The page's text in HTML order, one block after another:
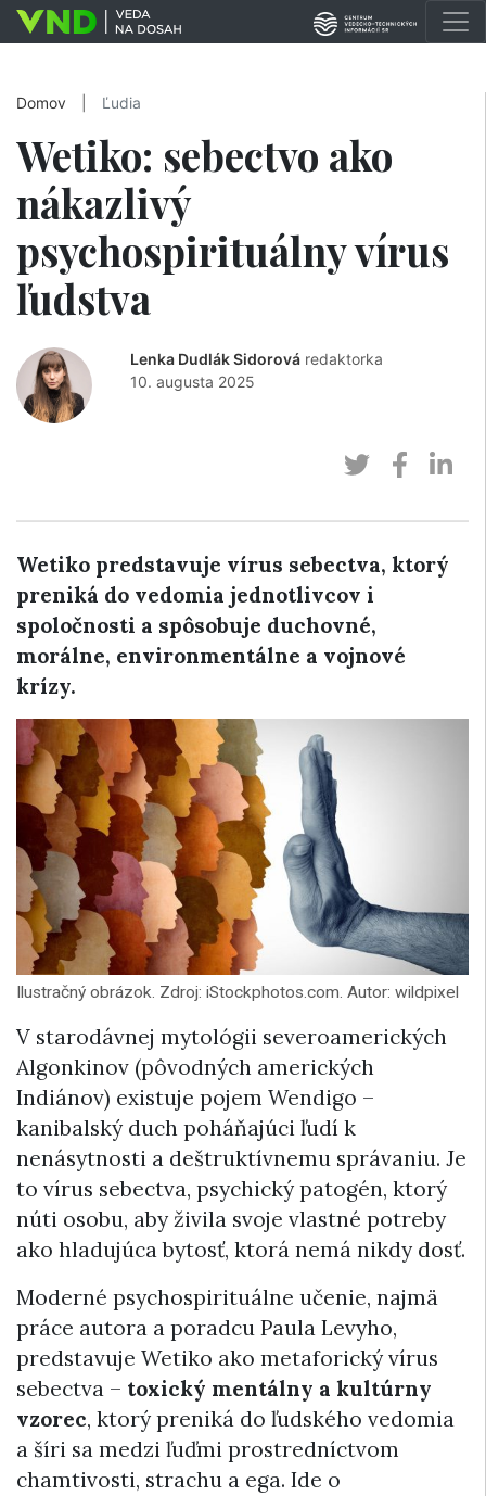
Domov Ľudia
Wetiko: sebectvo ako
nákazlivý
psychospirituálny vírus
ľudstva
Lenka Dudlák Sidorová redaktorka
10. augusta 2025
Wetiko predstavuje vírus sebectva, ktorý
preniká do vedomia jednotlivcov i
spoločnosti a spôsobuje duchovné,
morálne, environmentálne a vojnové
krízy.
Ilustračný obrázok. Zdroj: iStockphotos.com. Autor: wildpixel
V starodávnej mytológii severoamerických
Algonkinov (pôvodných amerických
Indiánov) existuje pojem Wendigo –
kanibalský duch poháňajúci ľudí k
nenásytnosti a deštruktívnemu správaniu. Je
to vírus sebectva, psychický patogén, ktorý
núti osobu, aby živila svoje vlastné potreby
ako hladujúca bytosť, ktorá nemá nikdy dosť.
Moderné psychospirituálne učenie, najmä
práce autora a poradcu Paula Levyho,
predstavuje Wetiko ako metaforický vírus
sebectva – toxický mentálny a kultúrny
vzorec, ktorý preniká do ľudského vedomia
a šíri sa medzi ľuďmi prostredníctvom
chamtivosti, strachu a ega. Ide o